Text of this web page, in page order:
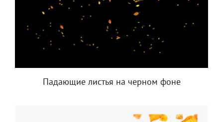
Падающие листья на черном фоне